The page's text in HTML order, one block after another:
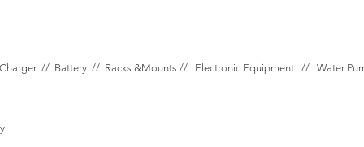
Charger // Battery // Racks &Mounts // Electronic Equipment // Water